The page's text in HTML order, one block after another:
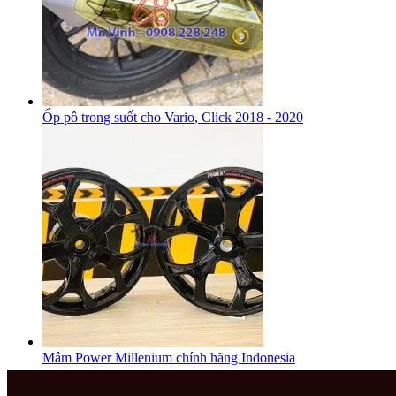
Ốp pô trong suốt cho Vario, Click 2018 - 2020
Mâm Power Millenium chính hãng Indonesia